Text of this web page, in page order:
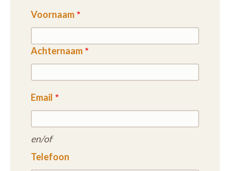
Voornaam
Achternaam
Email
en/of
Telefoon